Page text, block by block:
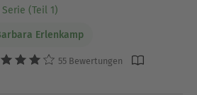
Serie (Teil 1)
Erlenkamp
55 Bewertungen